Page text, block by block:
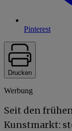
Pinterest
Drucken
Werbung
Seit den
Kunstmarkt: